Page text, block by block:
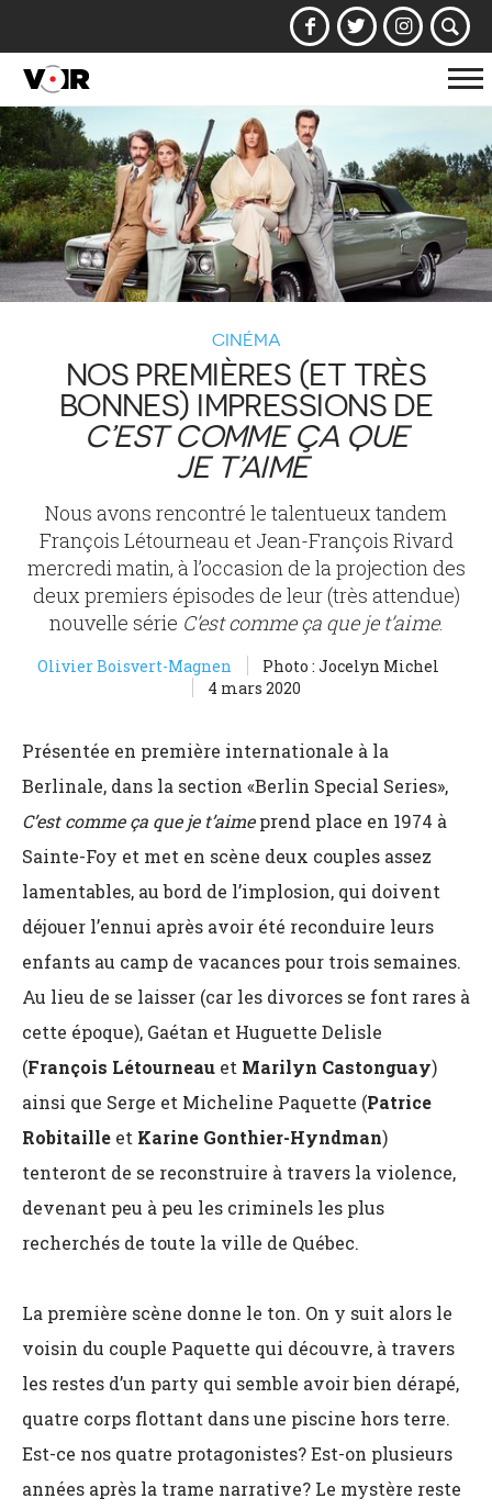
la
CINÉMA
NOS PREMIÈRES (ET TRÈS
BONNES) IMPRESSIONS DE
C’EST COMME ÇA QUE
JE T’AIME
Nous avons rencontré le talentueux tandem
François Létourneau et Jean-François Rivard
mercredi matin, à l’occasion de la projection des
deux premiers épisodes de leur (très attendue)
nouvelle série C’est comme ça que je t’aime.
Olivier Boisvert-Magnen
Photo : Jocelyn Michel
4 mars 2020
Présentée en première internationale à la
Berlinale, dans la section «Berlin Special Series»,
C’est comme ça que je t’aimeprend place en 1974 à
Sainte-Foy et met en scène deux couples assez
lamentables, au bord de l’implosion, qui doivent
déjouer l’ennui après avoir été reconduire leurs
enfants au camp de vacances pour trois semaines.
Au lieu de se laisser (car les divorces se font rares à
cette époque), Gaétan et Huguette Delisle
(François Létourneau et Marilyn Castonguay)
ainsi que Serge et Micheline Paquette (Patrice
Robitaille et Karine Gonthier-Hyndman)
tenteront de se reconstruire à travers la violence,
devenant peu à peu les criminels les plus
recherchés de toute la ville de Québec.
La première scène donne le ton. On y suit alors le
voisin du couple Paquette qui découvre, à travers
les restes d’un party qui semble avoir bien dérapé,
quatre corps flottant dans une piscine hors terre.
Est-ce nos quatre protagonistes? Est-on plusieurs
années après la trame narrative? Le mystère reste